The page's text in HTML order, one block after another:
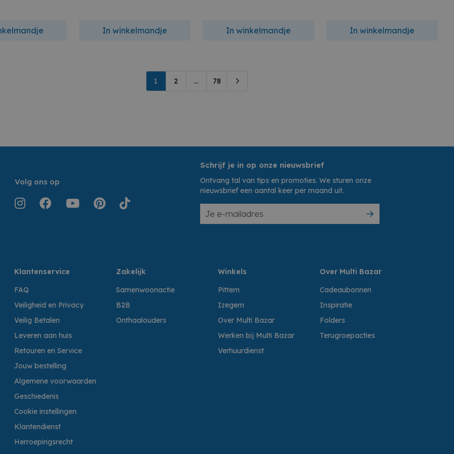
In winkelmandje In winkelmandje In winkelmandje
1 2 ... 78
Volg ons op
Schrijf je in op onze nieuwsbrief
Ontvang tal van tips en promoties. We sturen onze
nieuwsbrief een aantal keer per maand uit.
Klantenservice
FAQ
Veiligheid en Privacy
Veilig Betalen
Leveren aan huis
Retouren en Service
Jouw bestelling
Algemene voorwaarden
Geschiedenis
Cookie instellingen
Klantendienst
Herroepingsrecht
Zakelijk
Samenwoonactie
B2B
Onthaalouders
Winkels
Pittem
Izegem
Over Multi Bazar
Werken bij Multi Bazar
Verhuurdienst
Over Multi Bazar
Cadeaubonnen
Inspiratie
Folders
Terugroepacties